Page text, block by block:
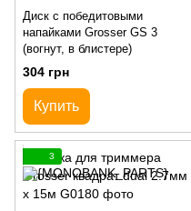
Диск с победитовыми
напайками Grosser GS 3
(вогнут, в блистере)
304 грн
Купить
3